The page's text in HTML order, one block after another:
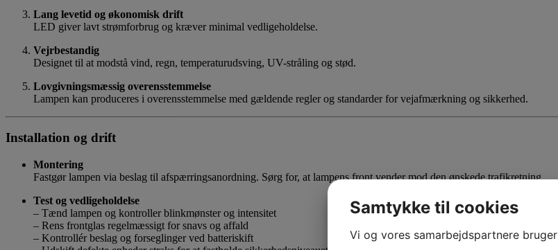
Lang levetid og økonomisk drift
LED giver lavt strømforbrug og kræver minimal vedligeholdelse.
Vejrbestandig
Designet til at modstå vind, regn, temperaturudsving, UV-stråling og stød.
Lovgivningsmæssig overensstemmelse
Lampen kan produceres i overensstemmelse med gældende regler og standarder for vejafmærkning og sikkerhed.
Installation og drift
Montering
Fastgør lampen via beslag til afspærringsanordning. Sørg for, at lampens front vender mod den ønskede trafikretning.
Test og vedligeholdelse
– Tænd lampen og kontroller blinkmønster og intensitet
– Rens frontglas regelmæssigt for snavs og affald
– Kontrollér beslag og forseglinger ved batteriskift
Samtykke til cookies
Vi og vores samarbejdspartnere bruger